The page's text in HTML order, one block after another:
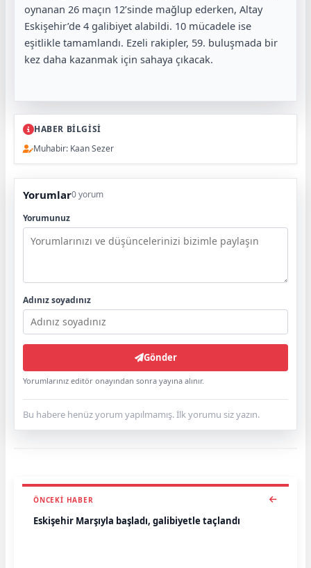
oynanan 26 maçın 12’sinde mağlup ederken, Altay
Eskişehir’de 4 galibiyet alabildi. 10 mücadele ise
eşitlikle tamamlandı. Ezeli rakipler, 59. buluşmada bir
kez daha kazanmak için sahaya çıkacak.
HABER BİLGİSİ
Muhabir: Kaan Sezer
Yorumlar0 yorum
Yorumunuz
Adınız soyadınız
Gönder
Yorumlarınız editör onayından sonra yayına alınır.
Bu habere henüz yorum yapılmamış. İlk yorumu siz yazın.
ÖNCEKI HABER
Eskişehir Marşıyla başladı, galibiyetle taçlandı